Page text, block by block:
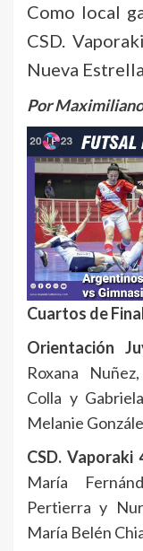
Como local
CSD.
Nueva
Por
Cuartos de
Orientación
Roxana
Colla y
Melanie
CSD.
María
Pertierra y
María Belén